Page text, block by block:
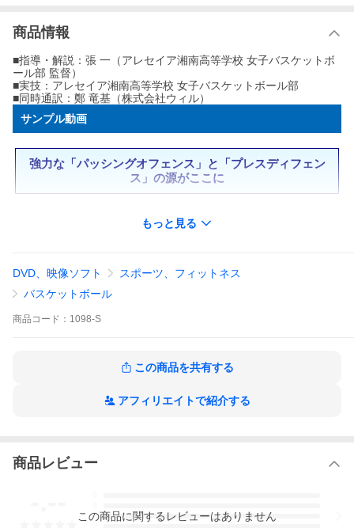
商品情報
■指導・解説：張 一（アレセイア湘南高等学校 女子バスケットボ
ール部 監督）
■実技：アレセイア湘南高等学校 女子バスケットボール部
■同時通訳：鄭 竜基（株式会社ウィル）
サンプル動画
強力な「パッシングオフェンス」と「プレスディフェン
ス」の源がここに
ある「ファンダメンタル」をオフェンスとディフェンスに分け
て紹介します。
ドリブル、パス、ブレイク、ディフェンス、
おいて「強さ」と「スピード」が求められます。
日々の練習の質を高めるため、実戦力を向上させるためのヒン
もっと見る
DVD、映像ソフト
スポーツ、フィットネス
バスケットボール
商品 コード： 1098-S
この商品を共有する
アフィリエイトで紹介する
商品レビュー
3
この商品に関するレビューはありません